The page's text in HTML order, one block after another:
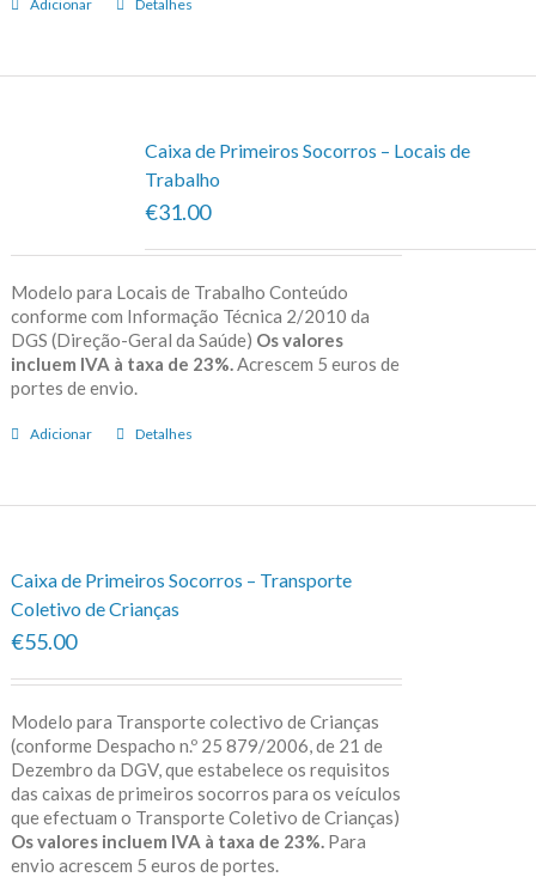
Adicionar Detalhes
Caixa de Primeiros Socorros – Locais de
Trabalho
€31.00
Modelo para Locais de Trabalho Conteúdo
conforme com Informação Técnica 2/2010 da
DGS (Direção-Geral da Saúde) Os valores
incluem IVA à taxa de 23%. Acrescem 5 euros de
portes de envio.
Adicionar Detalhes
Caixa de Primeiros Socorros – Transporte
Coletivo de Crianças
€55.00
Modelo para Transporte colectivo de Crianças
(conforme Despacho n.º 25 879/2006, de 21 de
Dezembro da DGV, que estabelece os requisitos
das caixas de primeiros socorros para os veículos
que efectuam o Transporte Coletivo de Crianças)
Os valores incluem IVA à taxa de 23%. Para
envio acrescem 5 euros de portes.